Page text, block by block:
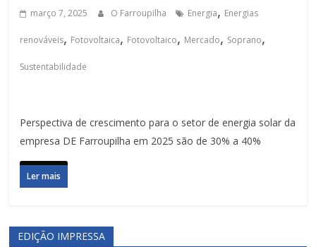
março 7, 2025 O Farroupilha Energia, Energias
renováveis, Fotovoltaica, Fotovoltaico, Mercado, Soprano,
Sustentabilidade
Perspectiva de crescimento para o setor de energia solar da
empresa DE Farroupilha em 2025 são de 30% a 40%
Ler mais
EDIÇÃO IMPRESSA